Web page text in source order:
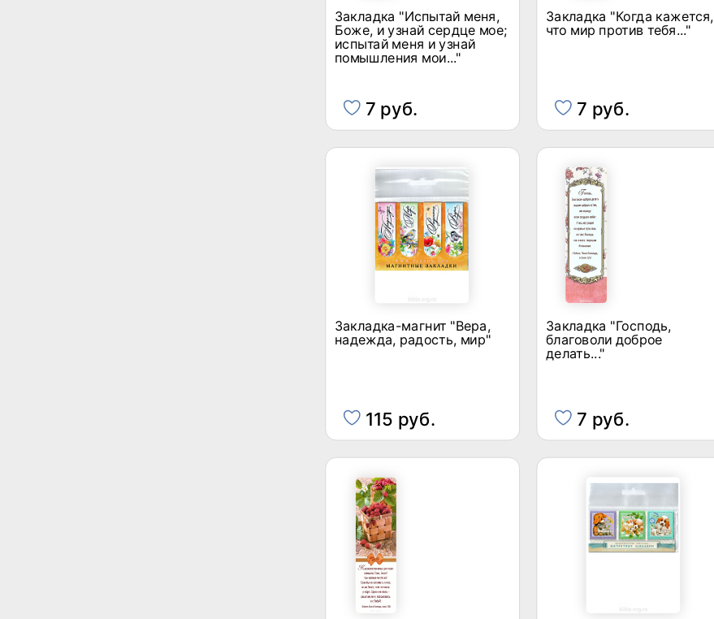
Закладка "Испытай меня,
Боже, и узнай сердце мое;
испытай меня и узнай
помышления мои..."
7 руб.
Закладка "Когда кажется,
что мир против тебя..."
7 руб.
Закладка-магнит "Вера,
надежда, радость, мир"
115 руб.
Закладка "Господь,
благоволи доброе
делать..."
7 руб.